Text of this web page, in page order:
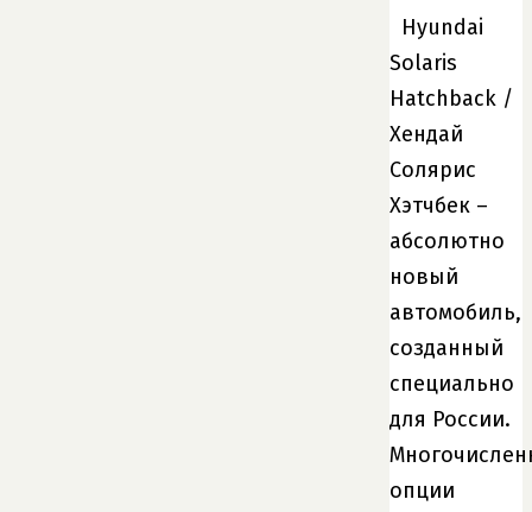
Hyundai
Solaris
Hatchback /
Хендай
Солярис
Хэтчбек –
абсолютно
новый
автомобиль,
созданный
специально
для России.
опции